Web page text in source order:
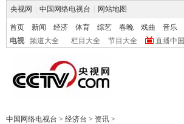
央视网 中国网络电视台 网站地图
首页 新闻 经济 体育 综艺 春晚 戏曲 音乐
电视
频道大全 栏目大全 节目大全 直播中国
中国网络电视台 > 经济台 > 资讯 >